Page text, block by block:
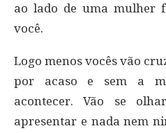
ao lado de uma mulher
você.
Logo menos vocês vão
por acaso e sem a
acontecer. Vão se
apresentar e nada nem